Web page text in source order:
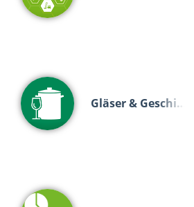
Gläser & Geschi…